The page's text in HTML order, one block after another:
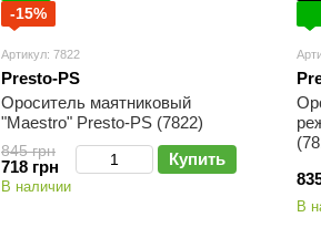
-15%
Артикул: 7822
Presto-PS
Ороситель маятниковый
"Maestro" Presto-PS (7822)
845 грн
718 грн Купить
В наличии
В